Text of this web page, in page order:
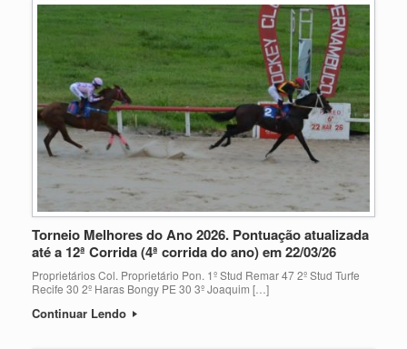
Torneio Melhores do Ano 2026. Pontuação atualizada
até a 12ª Corrida (4ª corrida do ano) em 22/03/26
Proprietários Col. Proprietário Pon. 1º Stud Remar 47 2º Stud Turfe
Recife 30 2º Haras Bongy PE 30 3º Joaquim […]
Continuar Lendo